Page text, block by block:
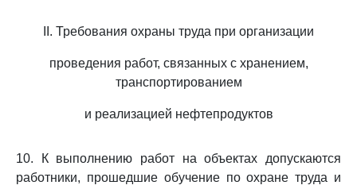
II. Требования охраны труда при организации
проведения работ, связанных с хранением,
транспортированием
и реализацией нефтепродуктов
10. К выполнению работ на объектах допускаются
работники, прошедшие обучение по охране труда и